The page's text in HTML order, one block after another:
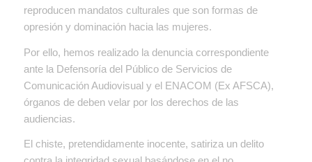
reproducen mandatos culturales que son formas de
opresión y dominación hacia las mujeres.
Por ello, hemos realizado la denuncia correspondiente
ante la Defensoría del Público de Servicios de
Comunicación Audiovisual y el ENACOM (Ex AFSCA),
órganos de deben velar por los derechos de las
audiencias.
El chiste, pretendidamente inocente, satiriza un delito